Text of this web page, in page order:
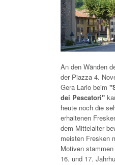
An den Wänden
der Piazza 4.
Gera Lario beim
dei Pescatori"
heute noch die
erhaltenen
dem Mittelalter
meisten Fresken
Motiven
16. und 17.